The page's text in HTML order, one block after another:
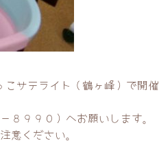
サテライト（鶴ヶ峰）で開催
９９０）へお願いします。
意ください。